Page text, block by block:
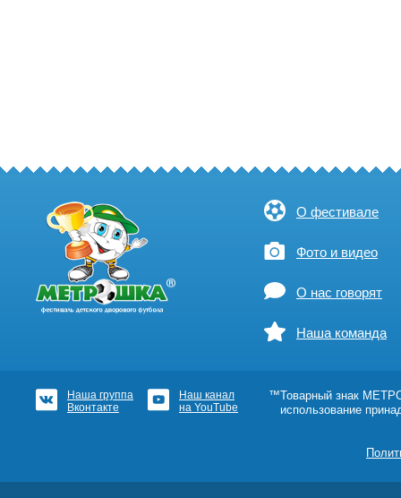
О фестивале
Фото и видео
О нас говорят
Наша команда
Наша группа
Вконтакте
Наш канал
на YouTube
™Товарный знак
использование